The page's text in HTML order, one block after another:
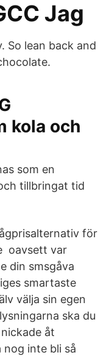
Jag
So lean back and
kola och
som en
tillbringat tid
för
oavsett var
din smsgåva
smartaste
välja sin egen
ska du
åt
nog inte bli så